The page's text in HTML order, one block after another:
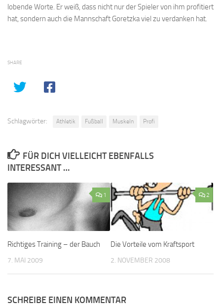
lobende Worte. Er weiß, dass nicht nur der Spieler von ihm profitiert
hat, sondern auch die Mannschaft Goretzka viel zu verdanken hat.
SHARE
Schlagwörter: Athletik Fußball Muskeln Profi
FÜR DICH VIELLEICHT EBENFALLS
INTERESSANT …
1
Richtiges Training – der Bauch
7. MAI 2009
2
Die Vorteile vom Kraftsport
2. NOVEMBER 2008
SCHREIBE EINEN KOMMENTAR